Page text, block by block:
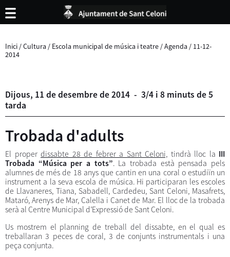
Inici /Cultura / Escola municipal de música i teatre /Agenda / 11-12-
2014
Dijous, 11 dedesembrede2014 - 3/4 i 8 minuts de 5
tarda
Trobada d'adults
El proper dissabte 28 de febrer a Sant Celoni, tindrà lloc la III
Trobada “Música per a tots”. La trobada està pensada pels
alumnes de més de 18 anys que cantin en una coral o estudiïn un
instrument a la seva escola de música. Hi participaran les escoles
de Llavaneres, Tiana, Sabadell, Cardedeu, Sant Celoni, Masafrets,
Mataró, Arenys de Mar, Calella i Canet de Mar. El lloc de la trobada
serà al Centre Municipal d’Expressió de Sant Celoni.
Us mostrem el planning de treball del dissabte, en el qual es
treballaran 3 peces de coral, 3 de conjunts instrumentals i una
peça conjunta.